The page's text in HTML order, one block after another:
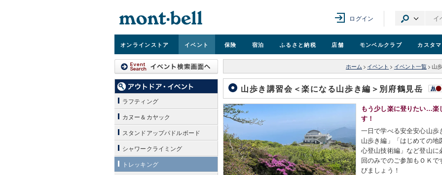
ログイン
オンラインストア イベント 保険 宿泊 ふるさと納税 店舗 モンベルクラブ カスタ
ホーム > イベント > イベント一覧 > 山
山歩き講習会＜楽になる山歩き編＞別府鶴見岳
もう少し楽に登りたい…楽
す！
一日で学べる安全安心山
山歩き編」「はじめての
心登山技術編」など登山に
回のみでのご参加もＯＫ
びましょう！
ラフティング
カヌー＆カヤック
スタンドアップパドルボード
シャワークライミング
トレッキング